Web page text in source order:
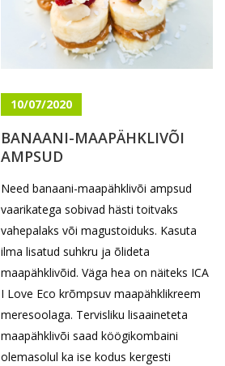
10/07/2020
BANAANI-MAAPÄHKLIVÕI
AMPSUD
Need banaani-maapähklivõi ampsud
vaarikatega sobivad hästi toitvaks
vahepalaks või magustoiduks. Kasuta
ilma lisatud suhkru ja õlideta
maapähklivõid. Väga hea on näiteks ICA
I Love Eco krõmpsuv maapähklikreem
meresoolaga. Tervisliku lisaaineteta
maapähklivõi saad köögikombaini
olemasolul ka ise kodus kergesti